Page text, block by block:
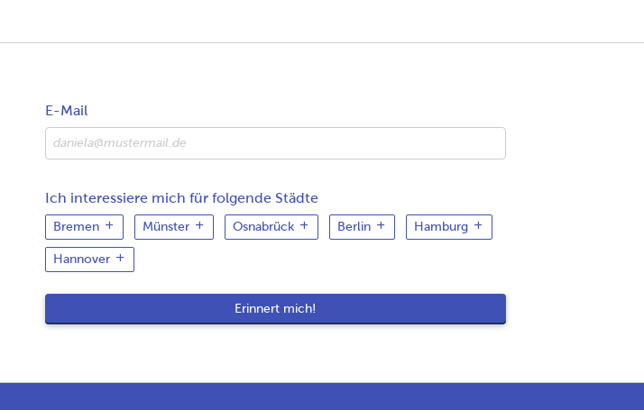
E-Mail
Ich interessiere mich für folgende Städte
Bremen Münster Osnabrück Berlin Hamburg
Hannover